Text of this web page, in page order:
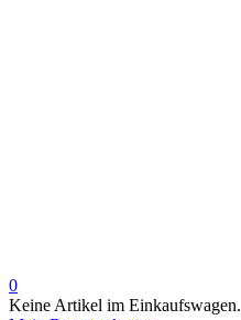
0
Keine Artikel im Einkaufswagen.